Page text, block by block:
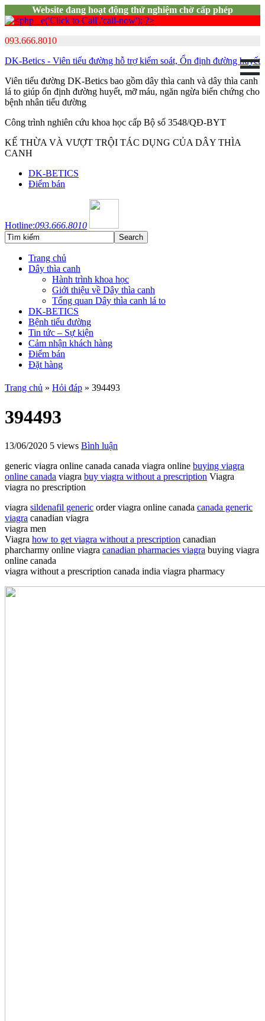
Website đang hoạt động thử nghiệm chờ cấp phép
093.666.8010
DK-Betics - Viên tiểu đường hỗ trợ kiểm soát, Ổn định đường huyết
Viên tiểu đường DK-Betics bao gồm dây thìa canh và dây thìa canh
lá to giúp ổn định đường huyết, mỡ máu, ngăn ngừa biến chứng cho
bệnh nhân tiểu đường
Công trình nghiên cứu khoa học cấp Bộ số 3548/QĐ-BYT
KẾ THỪA VÀ VƯỢT TRỘI TÁC DỤNG CỦA DÂY THÌA
CANH
DK-BETICS
Điểm bán
Hotline:093.666.8010
Trang chủ
Dây thìa canh
Hành trình khoa học
Giới thiệu về Dây thìa canh
Tổng quan Dây thìa canh lá to
DK-BETICS
Bệnh tiểu đường
Tin tức – Sự kiện
Cảm nhận khách hàng
Điểm bán
Đặt hàng
Trang chủ » Hỏi đáp » 394493
394493
13/06/2020 5 views Bình luận
generic viagra online canada canada viagra online buying viagra
online canada viagra buy viagra without a prescription Viagra
viagra no prescription
viagra sildenafil generic order viagra online canada canada generic
viagra canadian viagra
viagra men
Viagra how to get viagra without a prescription canadian
pharcharmy online viagra canadian pharmacies viagra buying viagra
online canada
viagra without a prescription canada india viagra pharmacy